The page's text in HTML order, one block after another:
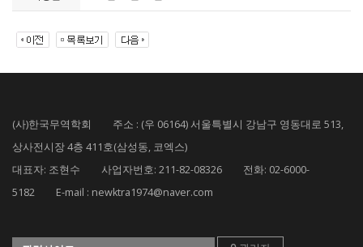
(사)한국무역학회 주소 : (우 06164) 서울특별시 강남구 영동대로 513,
상사전시장 4층 411호(삼성동, 코엑스)
대표자: 조현수 사업자번호: 211-82-08326 전화: 02-6000-
5182 E-mail : newktra1974@naver.com